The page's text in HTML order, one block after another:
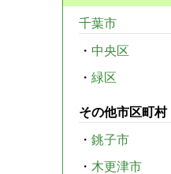
千葉市
・ 中央区
・ 緑区
その他市区町村
・ 銚子市
・ 木更津市